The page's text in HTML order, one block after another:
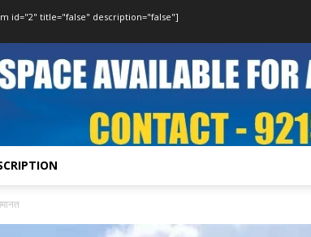
id="2" title="false" description="false"]